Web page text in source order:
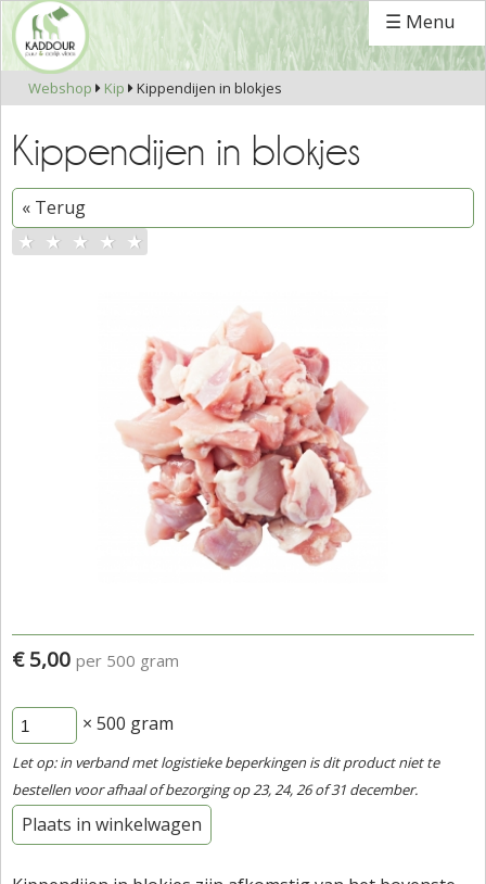
☰ Menu
Webshop  Kip  Kippendijen in blokjes
Kippendijen in blokjes
« Terug
★ ★ ★ ★ ★
€ 5,00 per 500 gram
× 500 gram
Let op: in verband met logistieke beperkingen is dit product niet te
bestellen voor afhaal of bezorging op 23, 24, 26 of 31 december.
Plaats in winkelwagen